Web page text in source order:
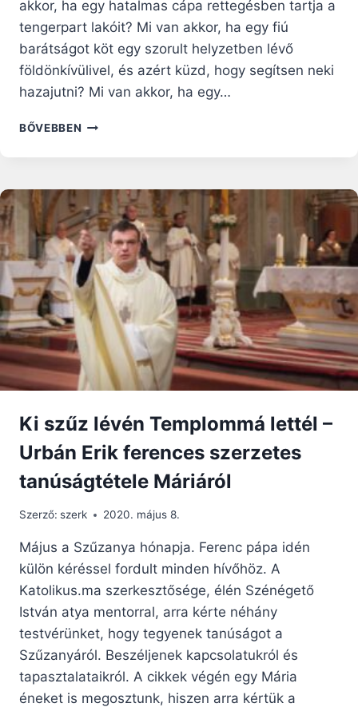
akkor, ha egy hatalmas cápa rettegésben tartja a
tengerpart lakóit? Mi van akkor, ha egy fiú
barátságot köt egy szorult helyzetben lévő
földönkívülivel, és azért küzd, hogy segítsen neki
hazajutni? Mi van akkor, ha egy…
BŐVEBBEN
IS
TÁMASZKODHATUNK,
AMIKOR
A
HITRŐL
TANÍTJUK
Ki szűz lévén Templommá lettél –
Urbán Erik ferences szerzetes
tanúságtétele Máriáról
Szerző: szerk 2020. május 8.
Május a Szűzanya hónapja. Ferenc pápa idén
külön kéréssel fordult minden hívőhöz. A
Katolikus.ma szerkesztősége, élén Szénégető
István atya mentorral, arra kérte néhány
testvérünket, hogy tegyenek tanúságot a
Szűzanyáról. Beszéljenek kapcsolatukról és
tapasztalataikról. A cikkek végén egy Mária
éneket is megosztunk, hiszen arra kértük a